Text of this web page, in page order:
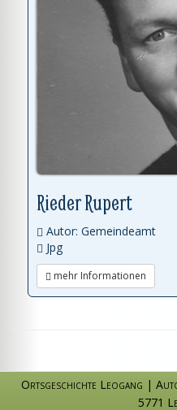
Rieder Rupert
Autor: Gemeindeamt
Jpg
mehr Informationen
Ortsgeschichte Leogang |
5771